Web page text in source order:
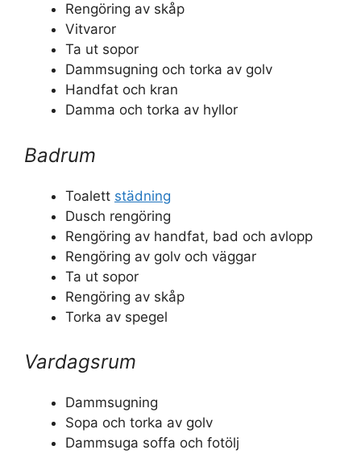
Rengöring av skåp
Vitvaror
Ta ut sopor
Dammsugning och torka av golv
Handfat och kran
Damma och torka av hyllor
Badrum
Toalett städning
Dusch rengöring
Rengöring av handfat, bad och avlopp
Rengöring av golv och väggar
Ta ut sopor
Rengöring av skåp
Torka av spegel
Vardagsrum
Dammsugning
Sopa och torka av golv
Dammsuga soffa och fotölj